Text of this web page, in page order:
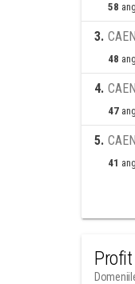
58
3.
48
4.
47
5.
41
Profit